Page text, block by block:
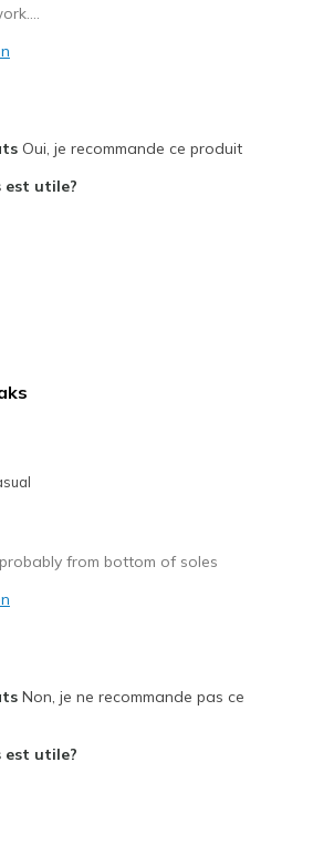
true to size
are for Wearing
Oui, je recommande ce produit
est utile?
from bottom of soles
Non, je ne recommande pas ce
est utile?